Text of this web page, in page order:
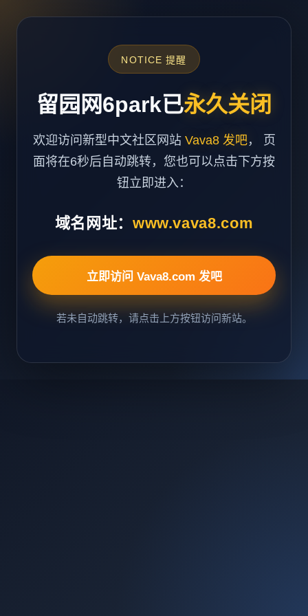
NOTICE 提醒
留园网6park已永久关闭
欢迎访问新型中文社区网站 Vava8 发吧， 页
面将在6秒后自动跳转，您也可以点击下方按
钮立即进入：
域名网址： www.vava8.com
立即访问 Vava8.com 发吧
若未自动跳转，请点击上方按钮访问新站。